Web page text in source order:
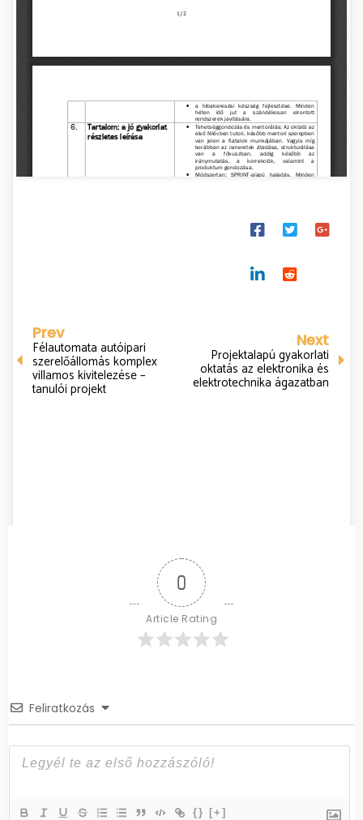
Prev
Félautomata autóipari
szerelőállomás komplex
villamos kivitelezése –
tanulói projekt
Next
Projektalapú gyakorlati
oktatás az elektronika és
elektrotechnika ágazatban
0
Article Rating
Feliratkozás
{} [+]